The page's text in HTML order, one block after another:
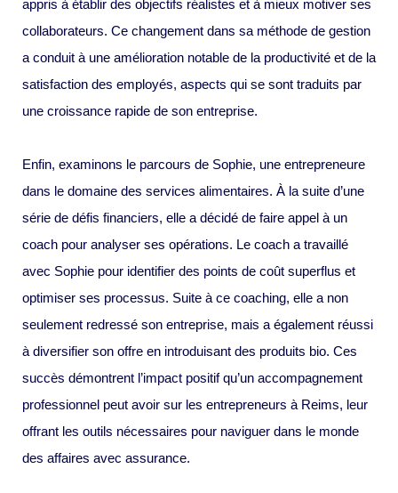
appris à établir des objectifs réalistes et à mieux motiver ses
collaborateurs. Ce changement dans sa méthode de gestion
a conduit à une amélioration notable de la productivité et de la
satisfaction des employés, aspects qui se sont traduits par
une croissance rapide de son entreprise.
Enfin, examinons le parcours de Sophie, une entrepreneure
dans le domaine des services alimentaires. À la suite d’une
série de défis financiers, elle a décidé de faire appel à un
coach pour analyser ses opérations. Le coach a travaillé
avec Sophie pour identifier des points de coût superflus et
optimiser ses processus. Suite à ce coaching, elle a non
seulement redressé son entreprise, mais a également réussi
à diversifier son offre en introduisant des produits bio. Ces
succès démontrent l’impact positif qu’un accompagnement
professionnel peut avoir sur les entrepreneurs à Reims, leur
offrant les outils nécessaires pour naviguer dans le monde
des affaires avec assurance.